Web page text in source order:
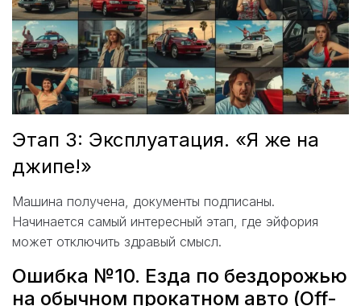
Этап 3: Эксплуатация. «Я же на
джипе!»
Машина получена, документы подписаны.
Начинается самый интересный этап, где эйфория
может отключить здравый смысл.
Ошибка №10. Езда по бездорожью
на обычном прокатном авто (Off-